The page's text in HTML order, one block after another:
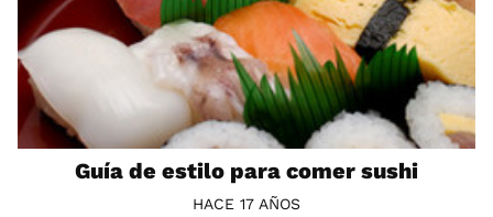
Guía de estilo para comer sushi
HACE 17 AÑOS